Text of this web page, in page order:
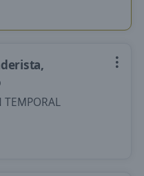
TEMPORAL